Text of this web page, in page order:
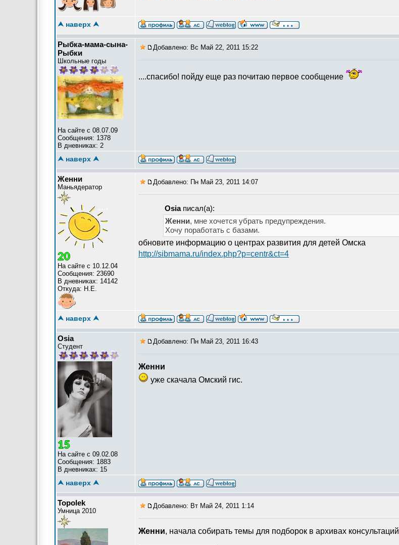
⮝ наверх ⮝
Рыбка-мама-сына-
Рыбки
Школьные годы
На сайте с 08.07.09
Сообщения: 1378
В дневниках: 2
Добавлено: Вс Май 22, 2011 15:22
....спасибо! пойду еще раз почитаю первое сообщение
⮝ наверх ⮝
Женни
Маньядератор
На сайте с 10.12.04
Сообщения: 23690
В дневниках: 14142
Откуда: Н.Е.
Добавлено: Пн Май 23, 2011 14:07
Osiaписал(а):
Женни, мне хочется убрать предупреждения.
Хочу поработать с базами.
обновите информацию о центрах развития для детей Омска
http://sibmama.ru/index.php?p=centr&ct=4
⮝ наверх ⮝
Osia
Студент
На сайте с 09.02.08
Сообщения: 1883
В дневниках: 15
Добавлено: Пн Май 23, 2011 16:43
Женни
уже скачала Омский гис.
⮝ наверх ⮝
Topolek
Умница 2010
Добавлено: Вт Май 24, 2011 1:14
Женни, начала собирать темы для подборок в архивах консультаций